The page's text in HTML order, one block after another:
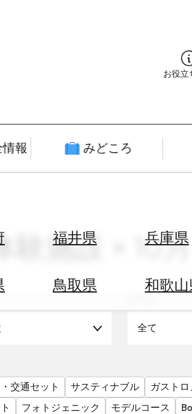
お役立
報 みどころ
福井県 兵庫県
鳥取県 和歌山
験施設 × 10月
全て
交通セット サスティナブル ガスト
フォトジェニック モデルコース